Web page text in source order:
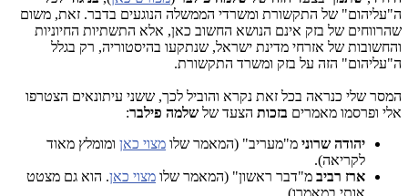
ה"עליהום" של התקשורת ומשרדי הממשלה הנוגעים בדבר. זאת, משום
שהרווחים של בזק אינם הנושא החשוב כאן, אלא התשתיות החיוניות
והחשובות של אזרחי מדינת ישראל, שנתקעו בהיסטוריה, רק בגלל
ה"עליהום" הזה על בזק ומשרד התקשורת.
המסר שלי כנראה בכל זאת נקרא והוביל לכך, ששני עיתונאים הצטרפו
אלי ופרסמו מאמרים בזכות הצעד של שלמה פילבר:
יהודה שרוני מ"מעריב" (המאמר שלו מצוי כאן ומומלץ מאוד
לקריאה).
ארז רביב מ"דבר ראשון" (המאמר שלו מצוי כאן. הוא גם מצטט
אותי במאמרו).